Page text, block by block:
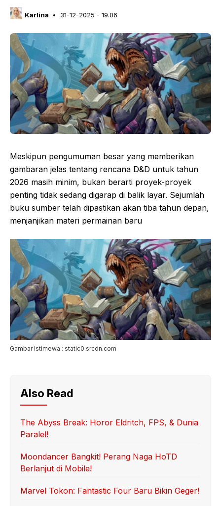
Karlina 31-12-2025 - 19.06
Meskipun pengumuman besar yang memberikan
gambaran jelas tentang rencana D&D untuk tahun
2026 masih minim, bukan berarti proyek-proyek
penting tidak sedang digarap di balik layar. Sejumlah
buku sumber telah dipastikan akan tiba tahun depan,
menjanjikan materi permainan baru
Gambar Istimewa : static0.srcdn.com
Also Read
The Abyss Break: Horor Eldritch, FPS, & Dunia
Paralel!
Moondancer Bangkit! Perang Naga HoTD
Berlanjut di Mobile!
Marvel Tokon: Fantastic Four Baru Bikin Geger!